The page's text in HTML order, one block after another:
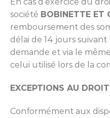
société BOBINETTE ET
remboursement des
délai de 14 jours
demande et via le
celui utilisé lors de la
EXCEPTIONS AU
Conformément aux